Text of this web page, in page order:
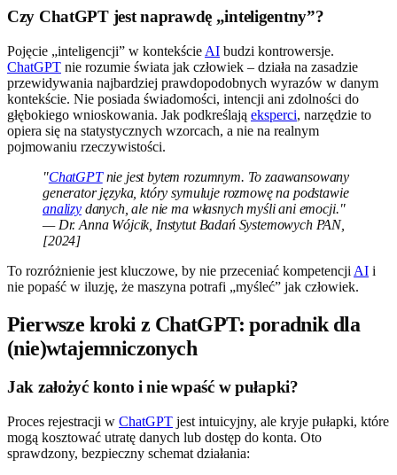
Czy ChatGPT jest naprawdę „inteligentny”?
Pojęcie „inteligencji” w kontekście AI budzi kontrowersje.
ChatGPT nie rozumie świata jak człowiek – działa na zasadzie
przewidywania najbardziej prawdopodobnych wyrazów w danym
kontekście. Nie posiada świadomości, intencji ani zdolności do
głębokiego wnioskowania. Jak podkreślają eksperci, narzędzie to
opiera się na statystycznych wzorcach, a nie na realnym
pojmowaniu rzeczywistości.
"ChatGPTnie jest bytem rozumnym. To zaawansowany
generator języka, który symuluje rozmowę na podstawie
analizydanych, ale nie ma własnych myśli ani emocji."
— Dr. Anna Wójcik, Instytut Badań Systemowych PAN,
[2024]
To rozróżnienie jest kluczowe, by nie przeceniać kompetencji AI i
nie popaść w iluzję, że maszyna potrafi „myśleć” jak człowiek.
Pierwsze kroki z ChatGPT: poradnik dla
(nie)wtajemniczonych
Jak założyć konto i nie wpaść w pułapki?
Proces rejestracji w ChatGPT jest intuicyjny, ale kryje pułapki, które
mogą kosztować utratę danych lub dostęp do konta. Oto
sprawdzony, bezpieczny schemat działania: